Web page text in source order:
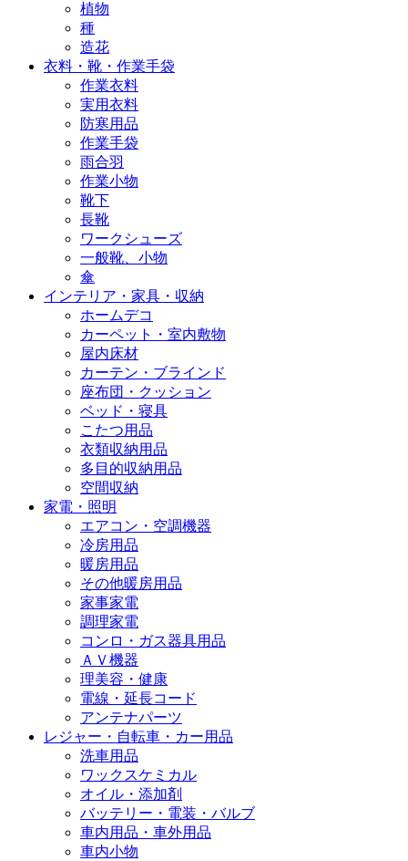
植物
種
造花
衣料・靴・作業手袋
作業衣料
実用衣料
防寒用品
作業手袋
雨合羽
作業小物
靴下
長靴
ワークシューズ
一般靴、小物
傘
インテリア・家具・収納
ホームデコ
カーペット・室内敷物
屋内床材
カーテン・ブラインド
座布団・クッション
ベッド・寝具
こたつ用品
衣類収納用品
多目的収納用品
空間収納
家電・照明
エアコン・空調機器
冷房用品
暖房用品
その他暖房用品
家事家電
調理家電
コンロ・ガス器具用品
ＡＶ機器
理美容・健康
電線・延長コード
アンテナパーツ
レジャー・自転車・カー用品
洗車用品
ワックスケミカル
オイル・添加剤
バッテリー・電装・バルブ
車内用品・車外用品
車内小物